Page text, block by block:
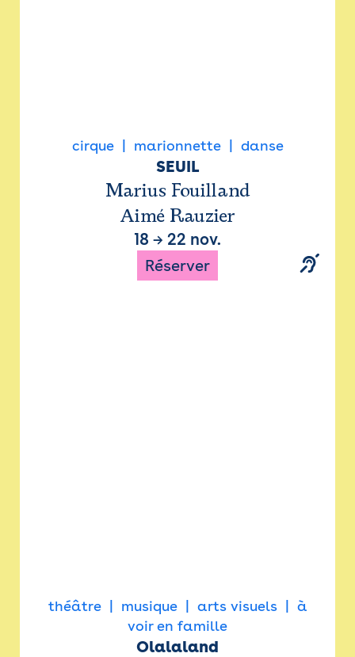
cirque marionnette danse
SEUIL
Marius Fouilland
Aimé Rauzier
18 → 22 nov.
Réserver
théâtre musique arts visuels
à
voir en famille
Olalaland